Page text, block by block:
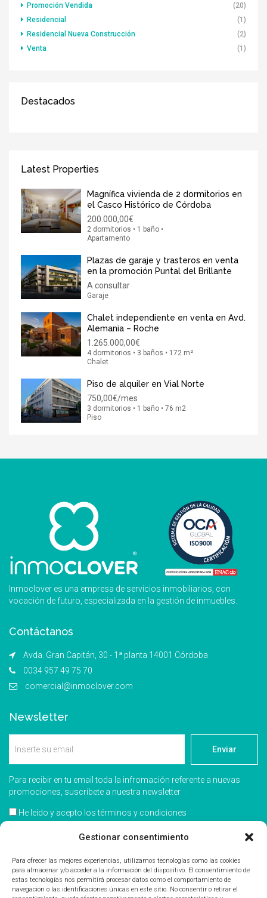
Gestionar consentimiento
Para ofrecer las mejores experiencias, utilizamos tecnologías como las cookies
para almacenar y/o acceder a la información del dispositivo. El consentimiento de
estas tecnologías nos permitirá procesar datos como el comportamiento de
navegación o las identificaciones únicas en este sitio. No consentir o retirar el
Promoción Vendida
(20)
Residencial
(1)
Residencial Nueva Construcción
(2)
Venta
(1)
Destacados
Latest Properties
Magnífica vivienda de 2 dormitorios en
el Casco Histórico de Córdoba
200.000,00€
2 dormitorios • 1 baño •
Apartamento
Plazas de garaje y trasteros en venta
en la promoción Puntal del Brillante
A consultar
Garaje
Chalet independiente en venta en Avd.
Alemania – Roche
1.265.000,00€
4 dormitorios • 3 baños • 172 m²
Chalet
Piso de alquiler en Vial Norte
750,00€/mes
3 dormitorios • 1 baño • 76 m2
Piso
Inmoclover es una empresa de servicios inmobiliarios, con
vocación de futuro, especializada en la gestión de inmuebles.
Contáctanos
Avda. Gran Capitán, 30 - 1ª planta 14001 Córdoba
0034 957 49 75 70
comercial@inmoclover.com
Newsletter
Enviar
Para recibir en tu email toda la infromación referente a nuevas
promociones, suscríbete a nuestra newsletter
He leído y acepto los términos y condiciones
Acepto recibir información comercial